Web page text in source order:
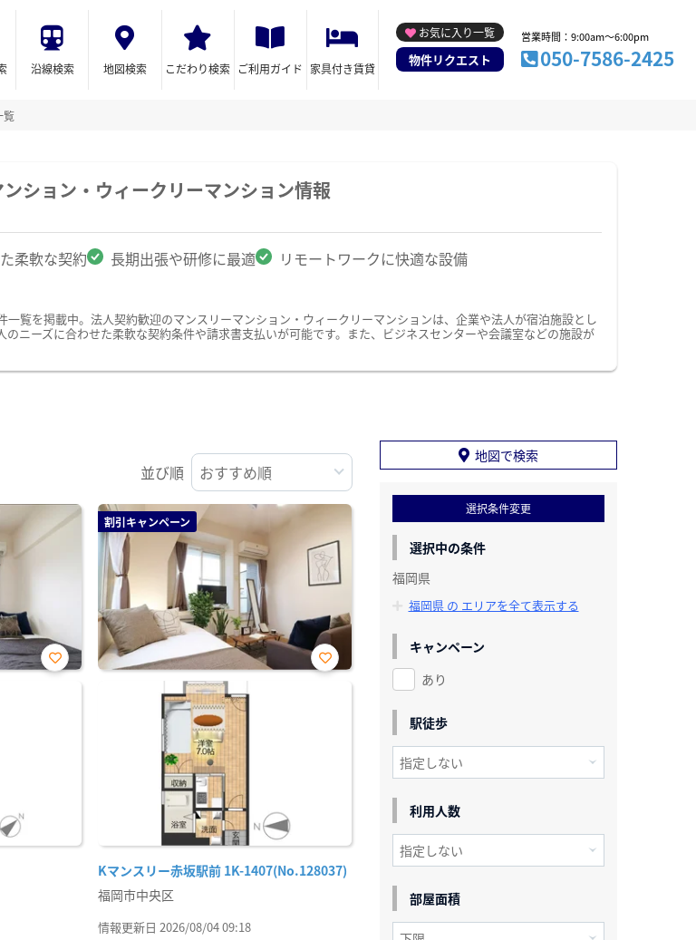
沿線検索 地図検索 こだわり検索 ご利用ガイド 家具付き賃貸
お気に入り一覧
物件リクエスト
営業時間：9:00am～6:00pm
050-7586-2425
覧
ション・ウィークリーマンション情報
柔軟な契約 長期出張や研修に最適 リモートワークに快適な設備
覧を掲載中。法人契約歓迎のマンスリーマンション・ウィークリーマンションは、企業や法人が宿泊施設とし
ニーズに合わせた柔軟な契約条件や請求書支払いが可能です。また、ビジネスセンターや会議室などの施設が
並び順
お気
割引キャンペーン
Kマンスリー赤坂駅前 1K-1407(No.128037)
お気
福岡市中央区
情報更新日 2026/08/04 09:18
地図で検索
選択条件変更
選択中の条件
福岡県
福岡県 の エリアを全て表示する
キャンペーン
あり
駅徒歩
利用人数
部屋面積